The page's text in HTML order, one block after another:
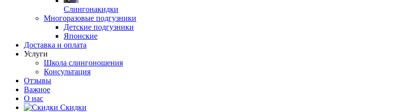
Слингонакидки
Многоразовые подгузники
Детские подгузники
Японские
Доставка и оплата
Услуги
Школа слингоношения
Консультация
Отзывы
Важное
О нас
Скидки